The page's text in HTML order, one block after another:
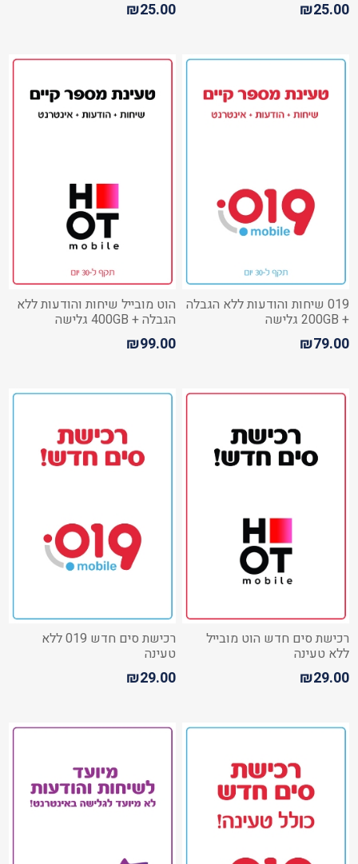
₪25.00
₪25.00
019 שיחות והודעות ללא הגבלה
+ 200GB גלישה
₪79.00
הוט מובייל שיחות והודעות ללא
הגבלה + 400GB גלישה
₪99.00
רכישת סים חדש הוט מובייל
ללא טעינה
₪29.00
רכישת סים חדש 019 ללא
טעינה
₪29.00